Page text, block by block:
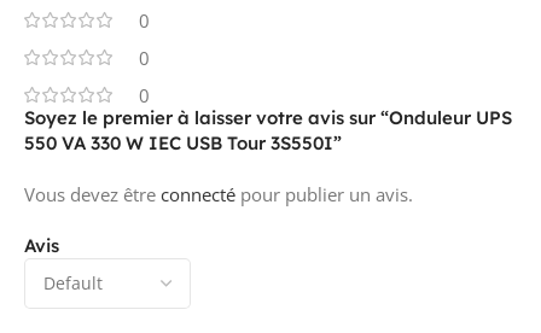
PRODUCT CARBON
0
0
0
Avis
Soyez le premier à laisser votre avis sur “Onduleur UPS
550 VA 330 W IEC USB Tour 3S550I”
Vous devez être connecté pour publier un avis.